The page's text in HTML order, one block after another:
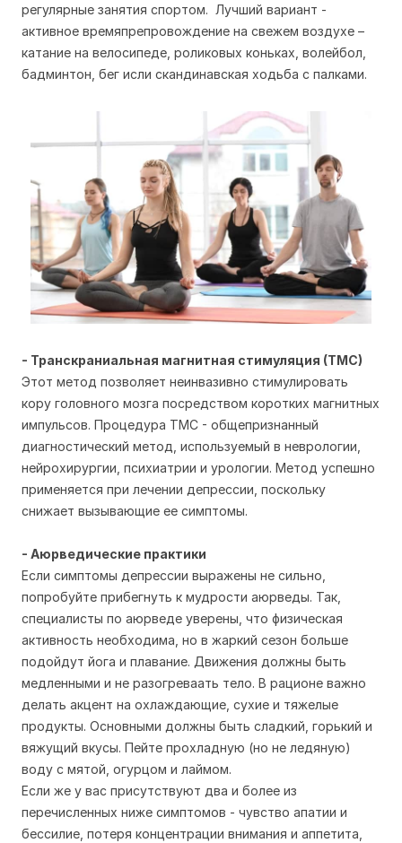
регулярные занятия спортом. Лучший вариант -
активное времяпрепровождение на свежем воздухе –
катание на велосипеде, роликовых коньках, волейбол,
бадминтон, бег исли скандинавская ходьба с палками.
- Транскраниальная магнитная стимуляция (ТМС)
Этот метод позволяет неинвазивно стимулировать
кору головного мозга посредством коротких магнитных
импульсов. Процедура ТМС - общепризнанный
диагностический метод, используемый в неврологии,
нейрохирургии, психиатрии и урологии. Метод успешно
применяется при лечении депрессии, поскольку
снижает вызывающие ее симптомы.
- Аюрведические практики
Если симптомы депрессии выражены не сильно,
попробуйте прибегнуть к мудрости аюрведы. Так,
специалисты по аюрведе уверены, что физическая
активность необходима, но в жаркий сезон больше
подойдут йога и плавание. Движения должны быть
медленными и не разогреваать тело. В рационе важно
делать акцент на охлаждающие, сухие и тяжелые
продукты. Основными должны быть сладкий, горький и
вяжущий вкусы. Пейте прохладную (но не ледяную)
воду с мятой, огурцом и лаймом.
Если же у вас присутствуют два и более из
перечисленных ниже симптомов - чувство апатии и
бессилие, потеря концентрации внимания и аппетита,